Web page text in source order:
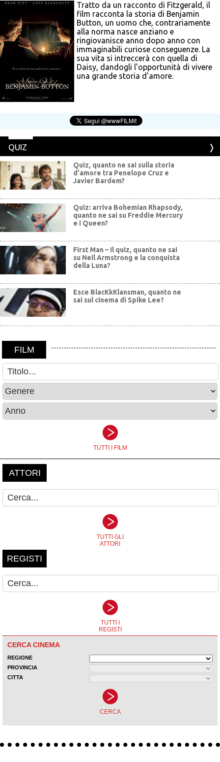
Tratto da un racconto di Fitzgerald, il
film racconta la storia di Benjamin
Button, un uomo che, contrariamente
alla norma nasce anziano e
ringiovanisce anno dopo anno con
immaginabili curiose conseguenze. La
sua vita si intreccerà con quella di
Daisy, dandogli l'opportunità di vivere
una grande storia d'amore.
QUIZ
Quiz, quanto ne sai sulla storia
d'amore tra Penelope Cruz e
Javier Bardem?
Quiz: arriva Bohemian Rhapsody,
quanto ne sai su Freddie Mercury
e i Queen?
First Man – Il quiz, quanto ne sai
su Neil Armstrong e la conquista
della Luna?
Esce BlacKkKlansman, quanto ne
sai sul cinema di Spike Lee?